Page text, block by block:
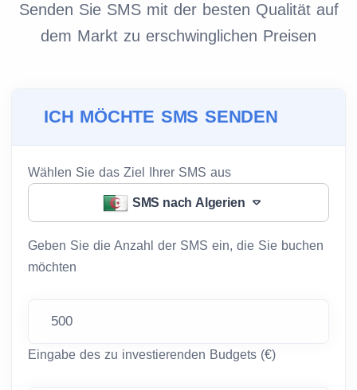
Senden Sie SMS mit der besten Qualität auf
dem Markt zu erschwinglichen Preisen
ICH MÖCHTE SMS SENDEN
Wählen Sie das Ziel Ihrer SMS aus
SMS nach Algerien
Geben Sie die Anzahl der SMS ein, die Sie buchen
möchten
Eingabe des zu investierenden Budgets (€)